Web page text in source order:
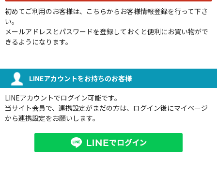
初めてご利用のお客様は、こちらからお客様情報登録を行って下さ
い。
メールアドレスとパスワードを登録しておくと便利にお買い物がで
きるようになります。
LINEアカウントをお持ちのお客様
LINEアカウントでログイン可能です。
当サイト会員で、連携設定がまだの方は、ログイン後にマイページ
から連携設定をお願いします。